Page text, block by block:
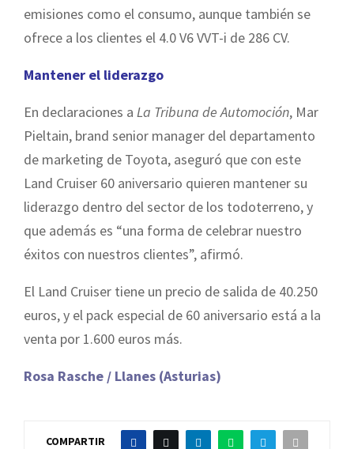
emisiones como el consumo, aunque también se
ofrece a los clientes el 4.0 V6 VVT-i de 286 CV.
Mantener el liderazgo
En declaraciones a La Tribuna de Automoción, Mar
Pieltain, brand senior manager del departamento
de marketing de Toyota, aseguró que con este
Land Cruiser 60 aniversario quieren mantener su
liderazgo dentro del sector de los todoterreno, y
que además es “una forma de celebrar nuestro
éxitos con nuestros clientes”, afirmó.
El Land Cruiser tiene un precio de salida de 40.250
euros, y el pack especial de 60 aniversario está a la
venta por 1.600 euros más.
Rosa Rasche / Llanes (Asturias)
COMPARTIR